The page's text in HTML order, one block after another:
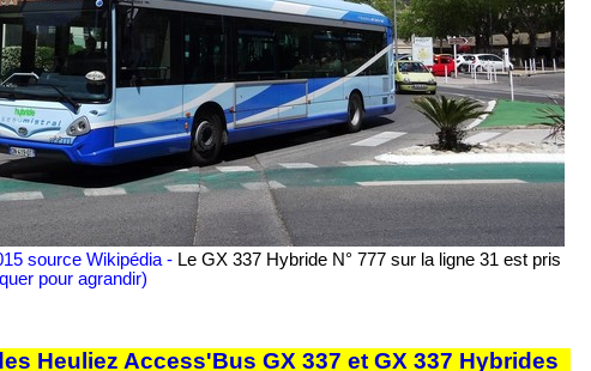
source Wikipédia - Le GX 337 Hybride N° 777 sur la ligne 31 est pris
pour agrandir)
Heuliez Access'Bus GX 337 et GX 337 Hybrides